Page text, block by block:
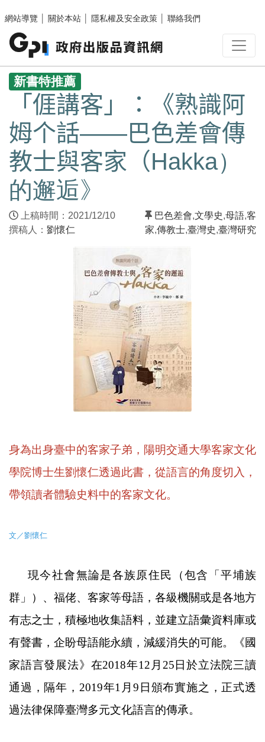
網站導覽
關於本站 隱私權及安全政策 聯絡我們
:::
新書特推薦
「𠊎講客」：《熟識阿
姆个話——巴色差會傳
教士與客家（Hakka）
的邂逅》
上稿時間：2021/12/10
撰稿人： 劉懷仁
巴色差會,文學史,母語,客
家,傳教士,臺灣史,臺灣研究
身為出身臺中的客家子弟，陽明交通大學客家文化
學院博士生劉懷仁透過此書，從語言的角度切入，
帶領讀者體驗史料中的客家文化。
文／劉懷仁
現今社會無論是各族原住民（包含「平埔族
群」）、福佬、客家等母語，各級機關或是各地方
有志之士，積極地收集語料，並建立語彙資料庫或
有聲書，企盼母語能永續，減緩消失的可能。《國
家語言發展法》 在2018年12 月 25日於立法院三讀
通過，隔年， 2019年1 月9 日頒布實施之，正式透
過法律保障臺灣多元文化語言的傳承。